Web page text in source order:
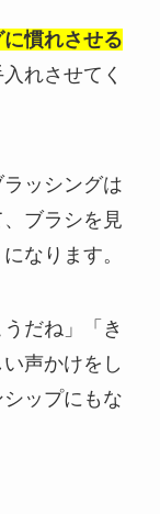
慣れさせる
れさせてく
ッシングは
ブラシを見
なります。
だね」「き
声かけをし
ップにもな